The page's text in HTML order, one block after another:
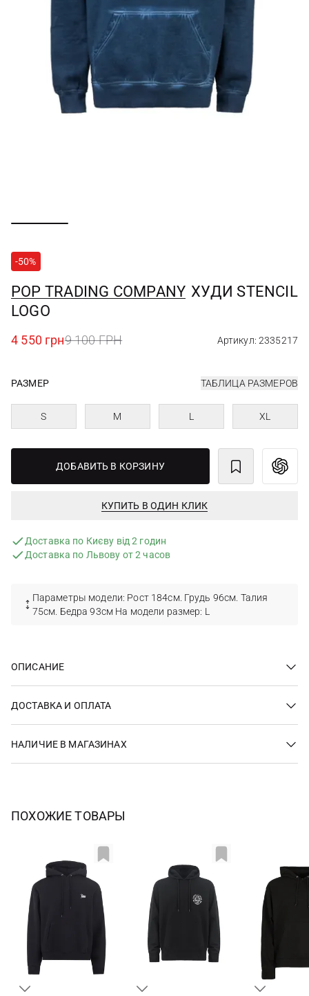
-50%
POP TRADING COMPANY ХУДИ STENCIL
LOGO
4 550 грн9 100 ГРН Артикул: 2335217
РАЗМЕР ТАБЛИЦА РАЗМЕРОВ
S M L XL
ДОБАВИТЬ В КОРЗИНУ
КУПИТЬ В ОДИН КЛИК
Доставка по Києву від 2 годин
Доставка по Львову от 2 часов
Параметры модели: Рост 184см. Грудь 96см. Талия
75см. Бедра 93см На модели размер: L
ОПИСАНИЕ
ДОСТАВКА И ОПЛАТА
НАЛИЧИЕ В МАГАЗИНАХ
ПОХОЖИЕ ТОВАРЫ